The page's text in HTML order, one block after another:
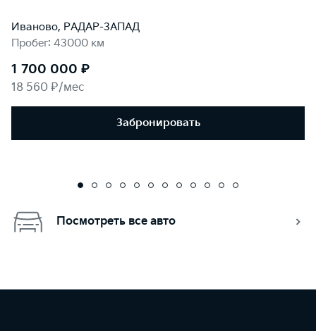
Иваново, РАДАР-ЗАПАД
Пробег: 43000 км
1 700 000 ₽
18 560 ₽/мес
Забронировать
Посмотреть все авто